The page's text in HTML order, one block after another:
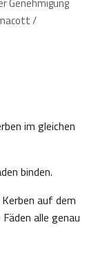
Genehmigung
/
im gleichen
binden.
auf dem
alle genau